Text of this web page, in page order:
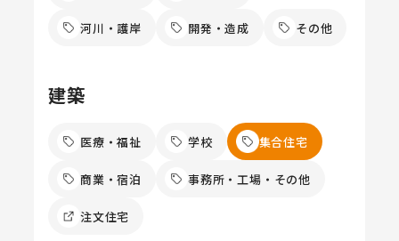
河川・護岸 開発・造成 その他
建築
医療・福祉 学校 集合住宅
商業・宿泊 事務所・工場・その他
注文住宅